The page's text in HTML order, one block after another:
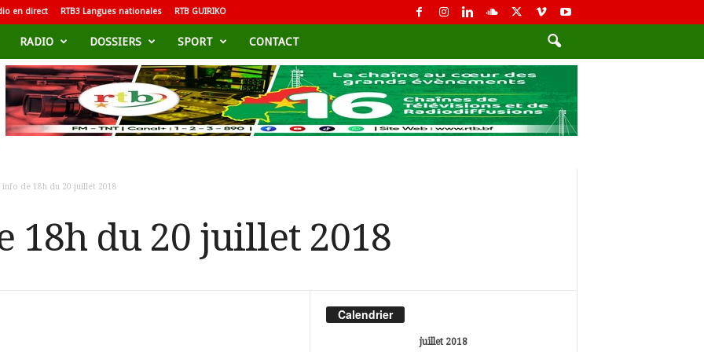
en direct RTB3 Langues nationales RTB GUIRIKO
RADIO DOSSIERS SPORT CONTACT
info de 18h du 20 juillet 2018
18h du 20 juillet 2018
Calendrier
juillet 2018